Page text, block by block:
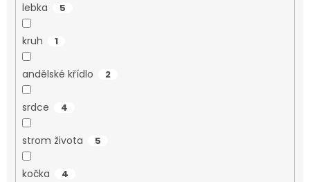
lebka 5
kruh 1
andělské křídlo 2
srdce 4
strom života 5
kočka 4